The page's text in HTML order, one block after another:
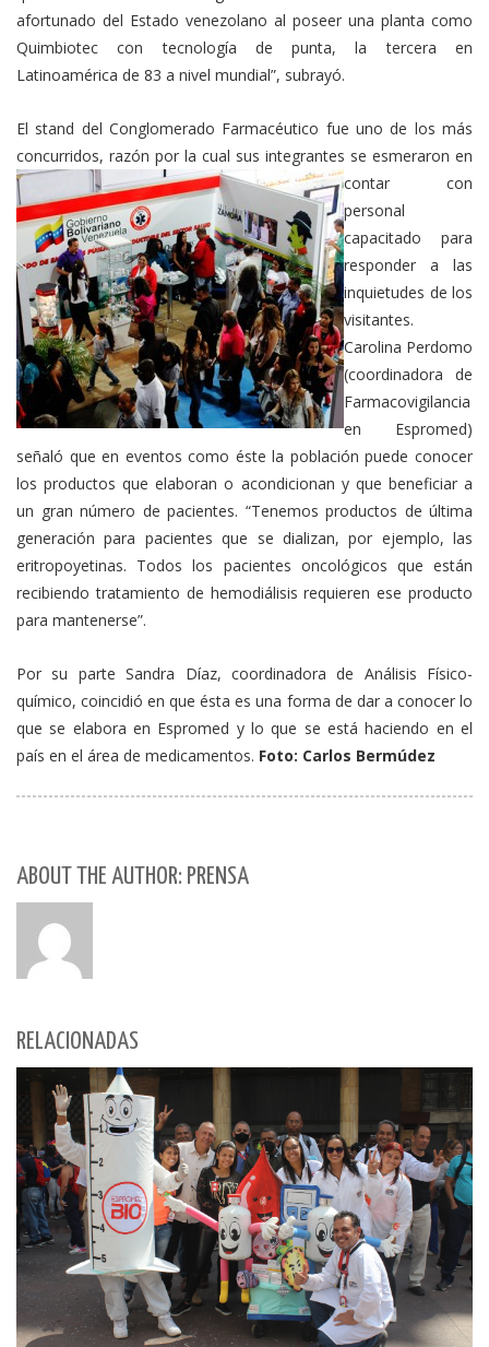
afortunado del Estado venezolano al poseer una planta como
Quimbiotec con tecnología de punta, la tercera en
Latinoamérica de 83 a nivel mundial”, subrayó.
El stand del Conglomerado Farmacéutico fue uno de los más
concurridos, razón por la cual sus integrantes se esmeraron en
contar con
personal
capacitado para
responder a las
inquietudes de los
visitantes.
Carolina Perdomo
(coordinadora de
Farmacovigilancia
en Espromed)
señaló que en eventos como éste la población puede conocer
los productos que elaboran o acondicionan y que beneficiar a
un gran número de pacientes. “Tenemos productos de última
generación para pacientes que se dializan, por ejemplo, las
eritropoyetinas. Todos los pacientes oncológicos que están
recibiendo tratamiento de hemodiálisis requieren ese producto
para mantenerse”.
Por su parte Sandra Díaz, coordinadora de Análisis Físico-
químico, coincidió en que ésta es una forma de dar a conocer lo
que se elabora en Espromed y lo que se está haciendo en el
país en el área de medicamentos. Foto: Carlos Bermúdez
ABOUT THE AUTHOR: PRENSA
RELACIONADAS